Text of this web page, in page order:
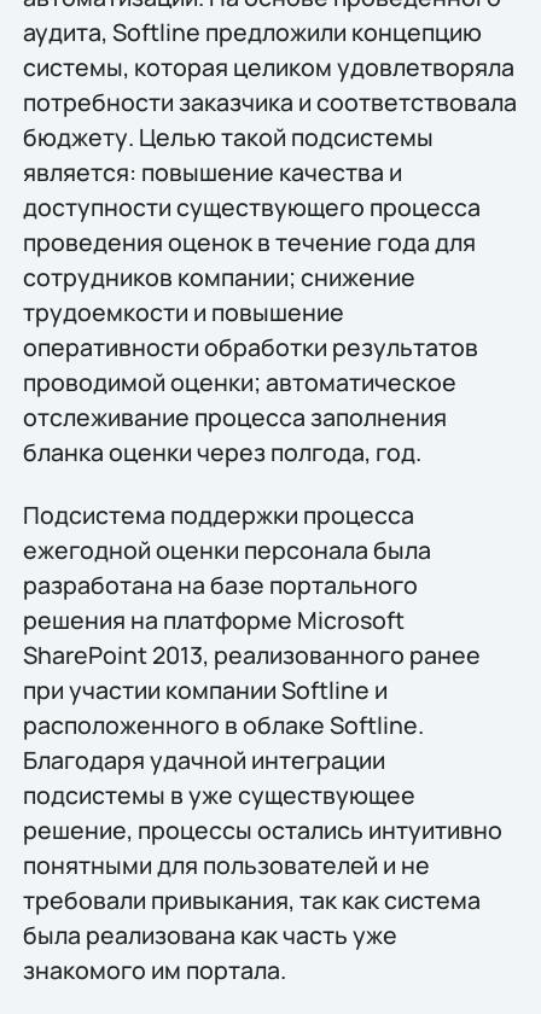
аудита, Softline предложили концепцию
системы, которая целиком удовлетворяла
потребности заказчика и соответствовала
бюджету. Целью такой подсистемы
является: повышение качества и
доступности существующего процесса
проведения оценок в течение года для
сотрудников компании; снижение
трудоемкости и повышение
оперативности обработки результатов
проводимой оценки; автоматическое
отслеживание процесса заполнения
бланка оценки через полгода, год.
Подсистема поддержки процесса
ежегодной оценки персонала была
разработана на базе портального
решения на платформе Microsoft
SharePoint 2013, реализованного ранее
при участии компании Softline и
расположенного в облаке Softline.
Благодаря удачной интеграции
подсистемы в уже существующее
решение, процессы остались интуитивно
понятными для пользователей и не
требовали привыкания, так как система
была реализована как часть уже
знакомого им портала.